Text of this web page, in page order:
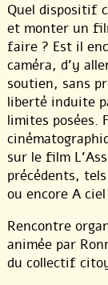
Quel dispositif
et monter un
faire ? Est il
caméra, d’y
soutien, sans
liberté induite
limites posées.
sur le film
précédents,
ou encore A
Rencontre
animée par
du collectif